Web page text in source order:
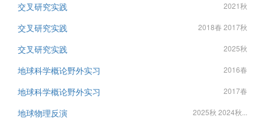
交叉研究实践 2021秋
交叉研究实践 2018春 2017秋
交叉研究实践 2025秋
地球科学概论野外实习 2016春
地球科学概论野外实习 2017春
地球物理反演 2025秋 2024秋...